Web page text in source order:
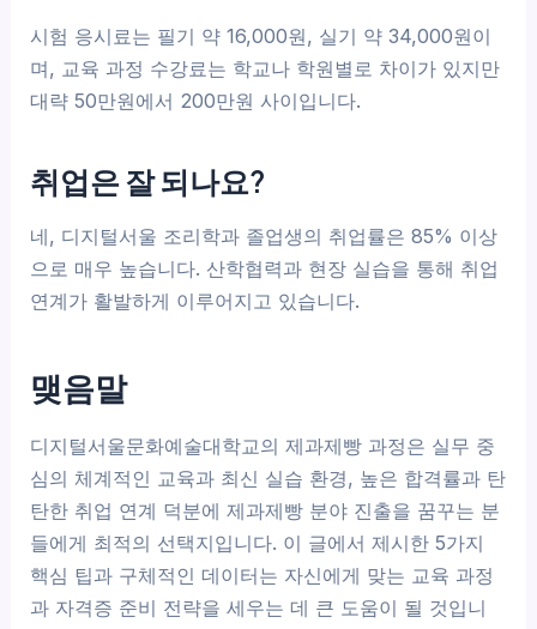
시험 응시료는 필기 약 16,000원, 실기 약 34,000원이
며, 교육 과정 수강료는 학교나 학원별로 차이가 있지만
대략 50만원에서 200만원 사이입니다.
취업은 잘 되나요?
네, 디지털서울 조리학과 졸업생의 취업률은 85% 이상
으로 매우 높습니다. 산학협력과 현장 실습을 통해 취업
연계가 활발하게 이루어지고 있습니다.
맺음말
디지털서울문화예술대학교의 제과제빵 과정은 실무 중
심의 체계적인 교육과 최신 실습 환경, 높은 합격률과 탄
탄한 취업 연계 덕분에 제과제빵 분야 진출을 꿈꾸는 분
들에게 최적의 선택지입니다. 이 글에서 제시한 5가지
핵심 팁과 구체적인 데이터는 자신에게 맞는 교육 과정
과 자격증 준비 전략을 세우는 데 큰 도움이 될 것입니